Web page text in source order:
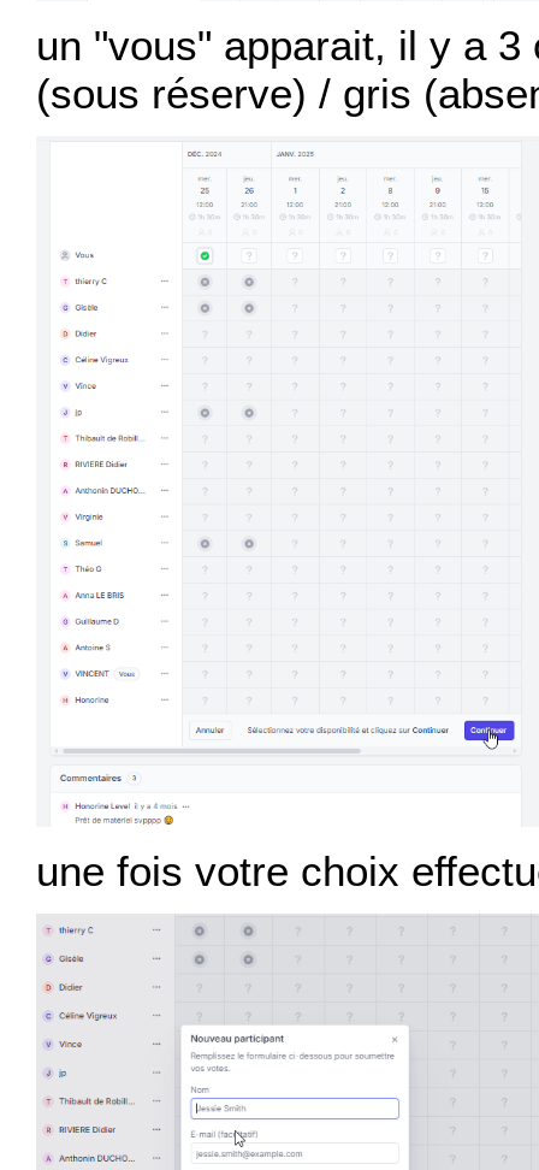
un "vous" apparait, il y a
(sous réserve) / gris
une fois votre choix